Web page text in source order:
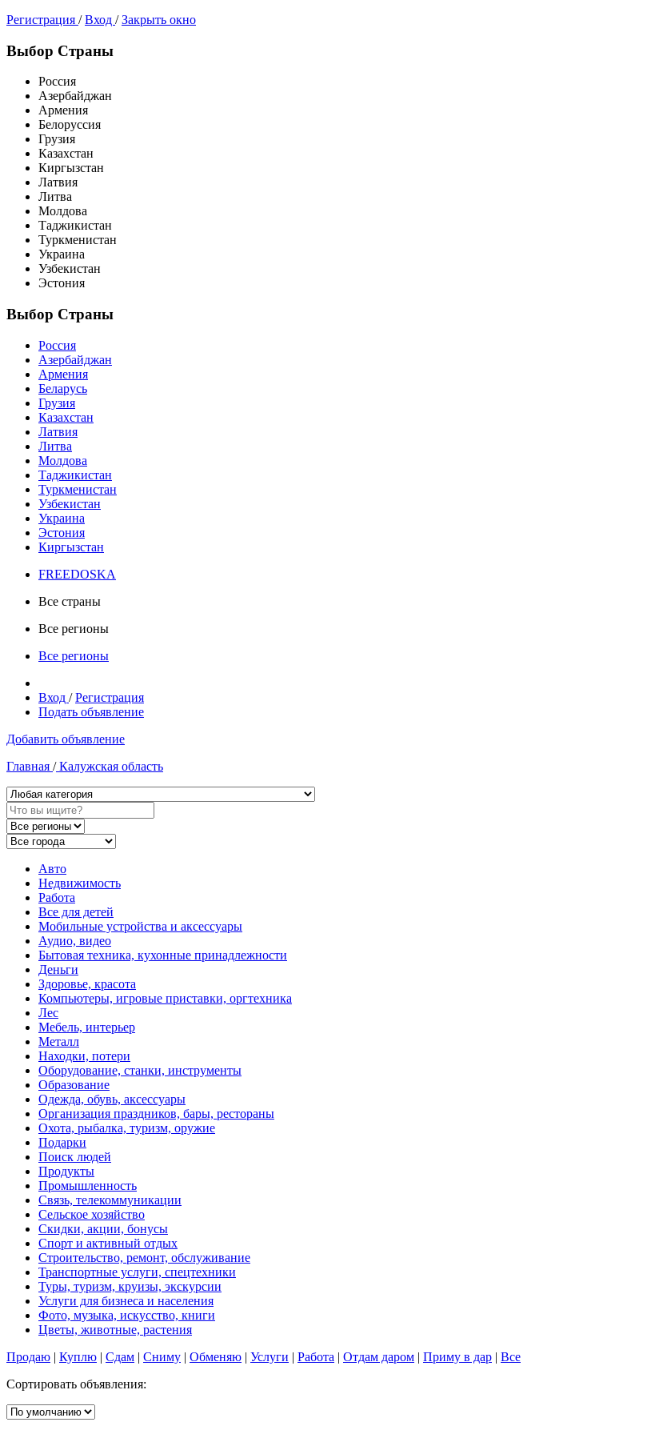
Регистрация /Вход /Закрыть окно
Выбор Страны
Россия
Азербайджан
Армения
Белоруссия
Грузия
Казахстан
Киргызстан
Латвия
Литва
Молдова
Таджикистан
Туркменистан
Украина
Узбекистан
Эстония
Выбор Страны
Россия
Азербайджан
Армения
Беларусь
Грузия
Казахстан
Латвия
Литва
Молдова
Таджикистан
Туркменистан
Узбекистан
Украина
Эстония
Киргызстан
FREEDOSKA
Все страны
Все регионы
Все регионы
Вход /Регистрация
Подать объявление
Добавить объявление
Главная /Калужская область
Авто
Недвижимость
Работа
Все для детей
Мобильные устройства и аксессуары
Аудио, видео
Бытовая техника, кухонные принадлежности
Деньги
Здоровье, красота
Компьютеры, игровые приставки, оргтехника
Лес
Мебель, интерьер
Металл
Находки, потери
Оборудование, станки, инструменты
Образование
Одежда, обувь, аксессуары
Организация праздников, бары, рестораны
Охота, рыбалка, туризм, оружие
Подарки
Поиск людей
Продукты
Промышленность
Связь, телекоммуникации
Сельское хозяйство
Скидки, акции, бонусы
Спорт и активный отдых
Строительство, ремонт, обслуживание
Транспортные услуги, спецтехники
Туры, туризм, круизы, экскурсии
Услуги для бизнеса и населения
Фото, музыка, искусство, книги
Цветы, животные, растения
Продаю | Куплю | Сдам | Сниму | Обменяю | Услуги | Работа | Отдам даром | Приму в дар | Все
Сортировать объявления: